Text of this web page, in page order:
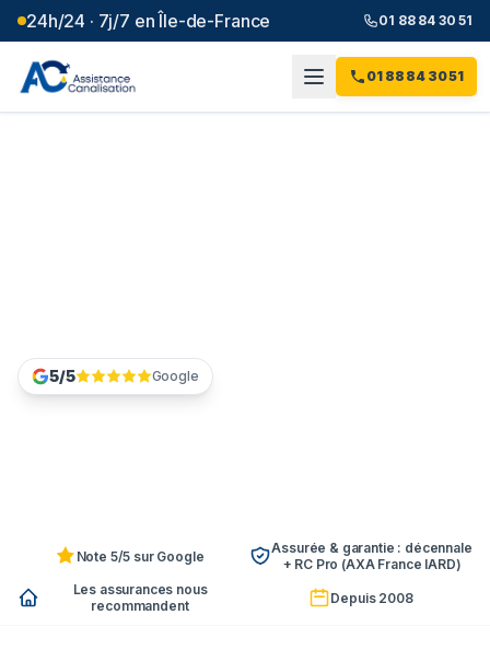
24h/24 · 7j/7 en Île-de-France 01 88 84 30 51
01 88 84 30 51
5/5 Google
Note 5/5 sur Google
Assurée & garantie : décennale
+ RC Pro (AXA France IARD)
Les assurances nous
recommandent
Depuis 2008